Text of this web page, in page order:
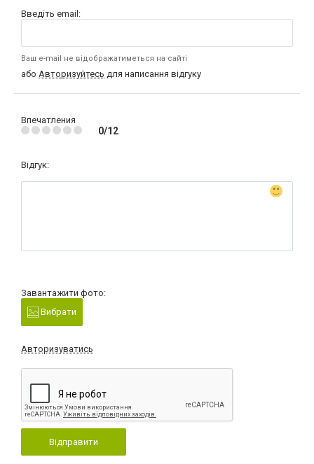
Введіть email:
Ваш e-mail не відображатиметься на сайті
або Авторизуйтесь для написання відгуку
Впечатления
0/12
Відгук:
Завантажити фото:
Вибрати
Авторизуватись
Відправити